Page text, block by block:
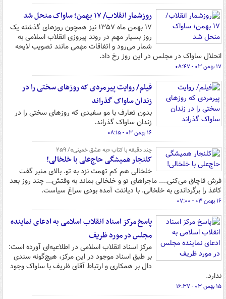
روزشمار انقلاب/ ۱۷ بهمن؛ ساواک منحل شد
۱۷ بهمن ماه ۱۳۵۷ نیز همچون روزهای گذشته یک
روز بسیار مهم در روند پیروزی انقلاب اسلامی به
شمار می‌رود و اتفاقات مهمی مانند تصویب لایحه
انحلال ساواک در مجلس در این روز رخ داد.
۱۷ بهمن ۰۳ - ۰۸:۴۷
فیلم/ روایت پیرمردی که روزهای سختی را در
زندان ساواک گذراند
بدون تعارف با مو سفیدی که روزهای سختی را در
زندان ساواک گذراند.
۱۶ بهمن ۰۳ - ۰۸:۱۵
چند دقیقه با کتاب‌ «به عشق خمینی»/ ۲۵۹
کلنجار همیشگی حاج‌علی با خلخالی!
خلخالی هم کم تهمت نزد به تو. بالای منبر گفت
فرش قاچاق می‌کنی.... ماجراهای تو و خلخالی بماند به وقتش... چند روز بعد
کاغذ را برگرداندی به خلخالی. با دیانتت آمده بودی سراغ سیاست.
۱۶ بهمن ۰۳ - ۰۷:۰۰
پاسخ مرکز اسناد انقلاب اسلامی به ادعای نماینده
مجلس در مورد ظریف
مرکز اسناد انقلاب اسلامی در اطلاعیه‌ای آورده است:
بر طبق اسناد موجود در این مرکز، هیچ‌گونه سندی
دال بر همکاری و ارتباط آقای ظریف با ساواک وجود
ندارد.
۱۵ بهمن ۰۳ - ۱۶:۳۷